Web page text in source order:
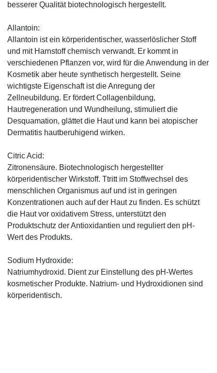
besserer Qualität biotechnologisch hergestellt.
Allantoin:
Allantoin ist ein körperidentischer, wasserlöslicher Stoff
und mit Harnstoff chemisch verwandt. Er kommt in
verschiedenen Pflanzen vor, wird für die Anwendung in der
Kosmetik aber heute synthetisch hergestellt. Seine
wichtigste Eigenschaft ist die Anregung der
Zellneubildung. Er fördert Collagenbildung,
Hautregeneration und Wundheilung, stimuliert die
Desquamation, glättet die Haut und kann bei atopischer
Dermatitis hautberuhigend wirken.
Citric Acid:
Zitronensäure. Biotechnologisch hergestellter
körperidentischer Wirkstoff. Ttritt im Stoffwechsel des
menschlichen Organismus auf und ist in geringen
Konzentrationen auch auf der Haut zu finden. Es schützt
die Haut vor oxidativem Stress, unterstützt den
Produktschutz der Antioxidantien und reguliert den pH-
Wert des Produkts.
Sodium Hydroxide:
Natriumhydroxid. Dient zur Einstellung des pH-Wertes
kosmetischer Produkte. Natrium- und Hydroxidionen sind
körperidentisch.